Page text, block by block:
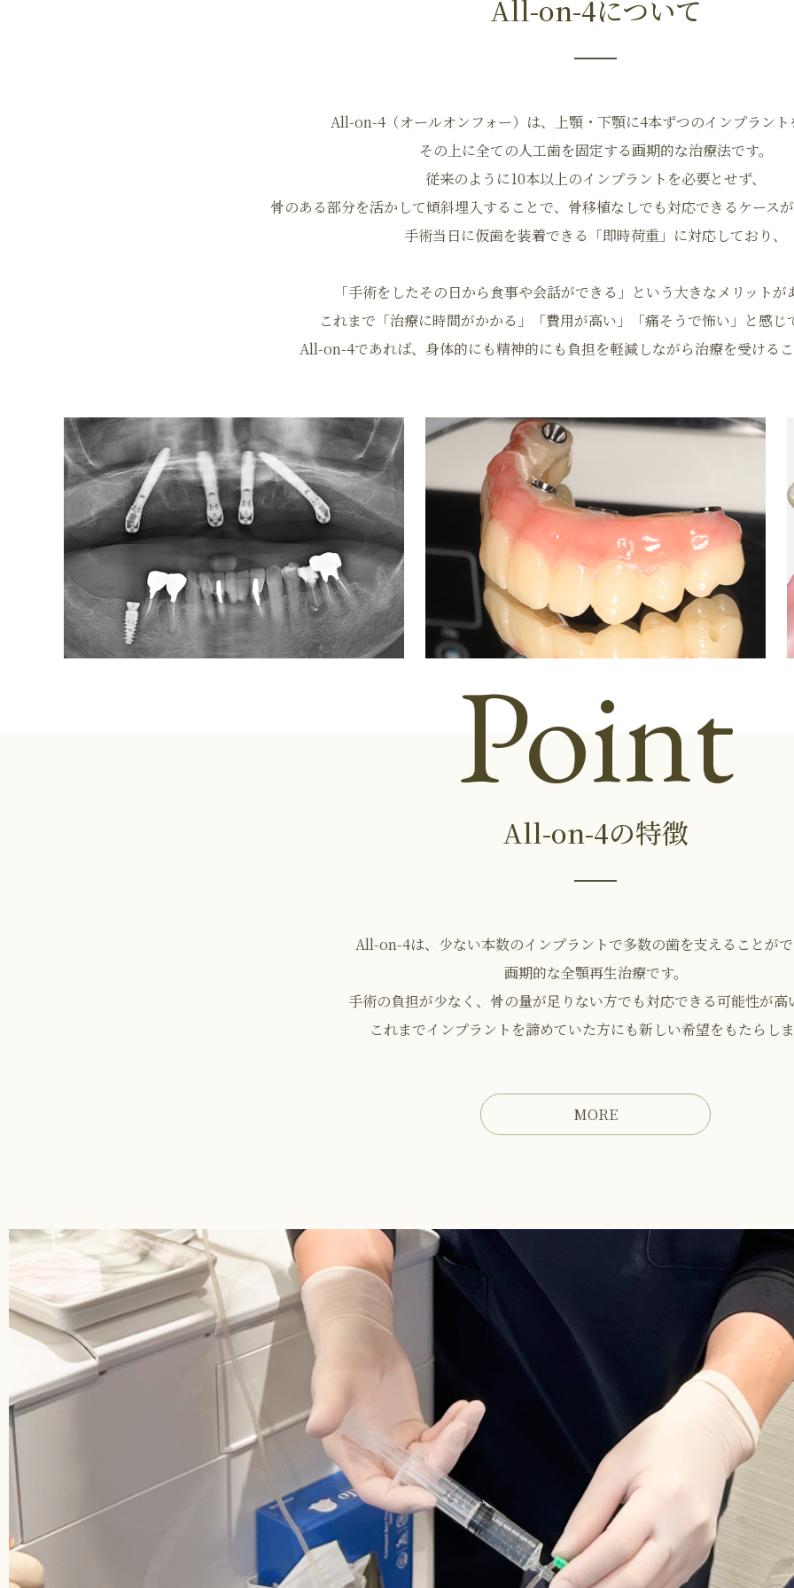
All-on-4について
All-on-4（オールオンフォー）は、上顎・下顎に4本ずつのインプラント
その上に全ての人工歯を固定する画期的な治療法です。
従来のように10本以上のインプラントを必要とせず、
骨のある部分を活かして傾斜埋入することで、骨移植なしでも対応できるケースが
手術当日に仮歯を装着できる「即時荷重」に対応しており、
「手術をしたその日から食事や会話ができる」という大きなメリットが
これまで「治療に時間がかかる」「費用が高い」「痛そうで怖い」と感じ
All-on-4であれば、身体的にも精神的にも負担を軽減しながら治療を受けるこ
Point
All-on-4の特徴
All-on-4は、少ない本数のインプラントで多数の歯を支えることがで
画期的な全顎再生治療です。
手術の負担が少なく、骨の量が足りない方でも対応できる可能性が高
これまでインプラントを諦めていた方にも新しい希望をもたらしま
MORE